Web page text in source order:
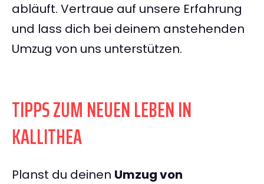
abläuft. Vertraue auf unsere Erfahrung
und lass dich bei deinem anstehenden
Umzug von uns unterstützen.
TIPPS ZUM NEUEN LEBEN IN
KALLITHEA
Planst du deinen Umzug von